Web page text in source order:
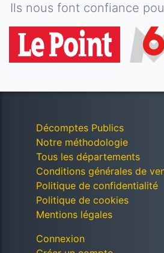
Ils nous font confiance
Décomptes Publics
Notre méthodologie
Tous les départements
Conditions générales de
Politique de confidentialité
Politique de cookies
Mentions légales
Connexion